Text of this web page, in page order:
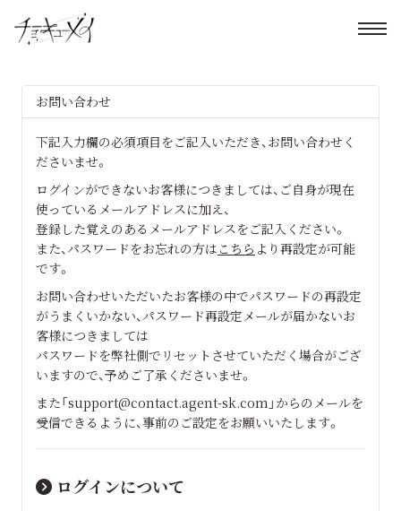
お問い合わせ
下記入力欄の必須項目をご記入いただき、お問い合わせく
ださいませ。
ログインができないお客様につきましては、ご自身が現在
使っているメールアドレスに加え、
登録した覚えのあるメールアドレスをご記入ください。
また、パスワードをお忘れの方は こちら より再設定が可能
です。
お問い合わせいただいたお客様の中でパスワードの再設定
がうまくいかない、パスワード再設定メールが届かないお
客様につきましては
パスワードを弊社側でリセットさせていただく場合がござ
いますので、予めご了承くださいませ。
また「support@contact.agent-sk.com」からのメールを
受信できるように、事前のご設定をお願いいたします。
ログインについて